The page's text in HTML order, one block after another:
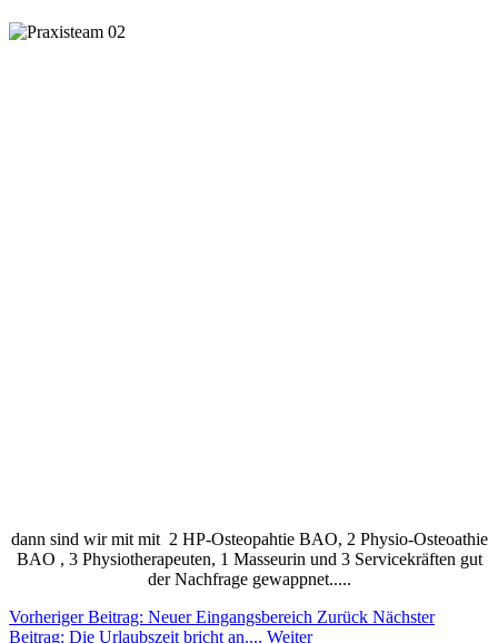
dann sind wir mit mit 2 HP-Osteopahtie BAO, 2 Physio-Osteoathie
BAO , 3 Physiotherapeuten, 1 Masseurin und 3 Servicekräften gut
der Nachfrage gewappnet.....
Vorheriger Beitrag: Neuer Eingangsbereich Zurück Nächster
Beitrag: Die Urlaubszeit bricht an.... Weiter